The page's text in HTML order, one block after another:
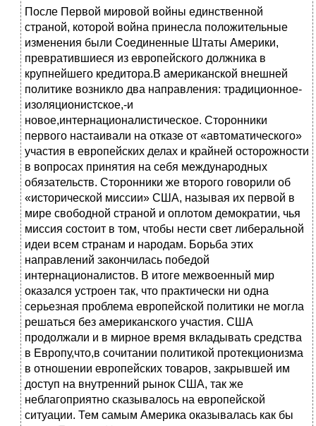
После Первой мировой войны единственной
страной, которой война принесла положительные
изменения были Соединенные Штаты Америки,
превратившиеся из европейского должника в
крупнейшего кредитора.В американской внешней
политике возникло два направления: традиционное-
изоляционистское,-и
новое,интернационалистическое. Сторонники
первого настаивали на отказе от «автоматического»
участия в европейских делах и крайней осторожности
в вопросах принятия на себя международных
обязательств. Сторонники же второго говорили об
«исторической миссии» США, называя их первой в
мире свободной страной и оплотом демократии, чья
миссия состоит в том, чтобы нести свет либеральной
идеи всем странам и народам. Борьба этих
направлений закончилась победой
интернационалистов. В итоге межвоенный мир
оказался устроен так, что практически ни одна
серьезная проблема европейской политики не могла
решаться без американского участия. США
продолжали и в мирное время вкладывать средства
в Европу,что,в сочитании политикой протекционизма
в отношении европейских товаров, закрывшей им
доступ на внутренний рынок США, так же
неблагоприятно сказывалось на европейской
ситуации. Тем самым Америка оказывалась как бы